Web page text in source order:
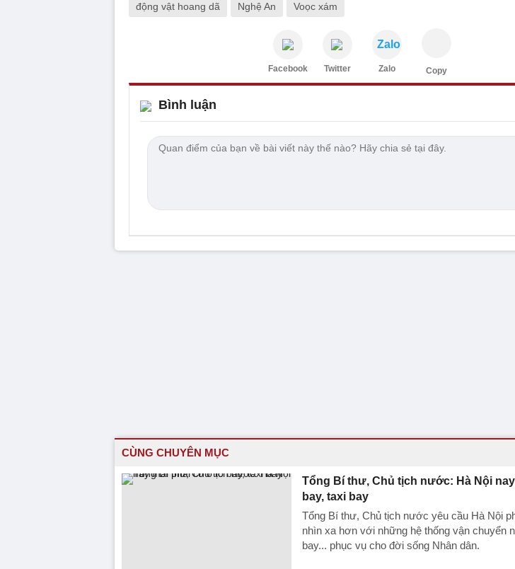
động vật hoang dã Nghệ An Voọc xám
Facebook Twitter
Zalo
Zalo Copy
Bình luận
CÙNG CHUYÊN MỤC
Tổng Bí thư, Chủ tịch nước: Hà Nội
bay, taxi bay
Tổng Bí thư, Chủ tịch nước yêu cầu Hà Nội
nhìn xa hơn với những hệ thống vận chuyển
bay... phục vụ cho đời sống Nhân dân.